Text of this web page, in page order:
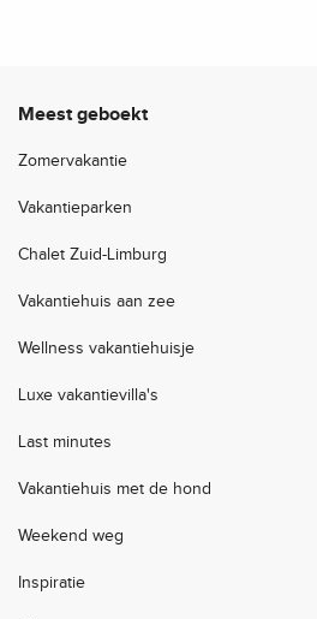
Meest geboekt
Zomervakantie
Vakantieparken
Chalet Zuid-Limburg
Vakantiehuis aan zee
Wellness vakantiehuisje
Luxe vakantievilla's
Last minutes
Vakantiehuis met de hond
Weekend weg
Inspiratie